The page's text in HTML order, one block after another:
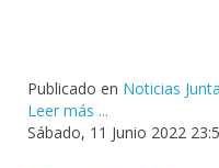
Publicado en Noticias
Leer más ...
Sábado, 11 Junio 2022